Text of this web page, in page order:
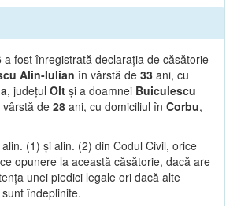
a fost înregistrată declarația de căsătorie
Alin-Iulian în vârstă de 33 ani, cu
, județul Olt și a doamnei Buiculescu
de 28 ani, cu domiciliul în Corbu,
(1) și alin. (2) din Codul Civil, orice
opunere la această căsătorie, dacă are
unei piedici legale ori dacă alte
îndeplinite.